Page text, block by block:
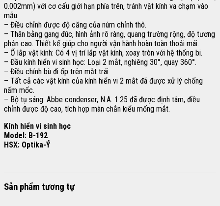
0.002mm) với cơ cấu giới hạn phía trên, tránh vật kính va chạm vào
mẫu.
– Điều chỉnh được độ căng của núm chỉnh thô.
– Thân bằng gang đúc, hình ảnh rõ ràng, quang trường rộng, độ tương
phản cao. Thiết kế giúp cho người vận hành hoàn toàn thoải mái.
– Ổ lắp vật kính: Có 4 vị trí lắp vật kính, xoay tròn với hệ thống bi.
– Đầu kính hiển vi sinh học: Loại 2 mắt, nghiêng 30°, quay 360°.
– Điều chỉnh bù đi ốp trên mắt trái
– Tất cả các vật kính của kính hiển vi 2 mắt đã được xử lý chống
nấm mốc.
– Bộ tụ sáng: Abbe condenser, N.A. 1.25 đã được định tâm, điều
chỉnh được độ cao, tích hợp màn chắn kiểu mống mắt.
Kính hiển vi sinh học
Model: B-192
HSX: Optika-Ý
Sản phẩm tương tự